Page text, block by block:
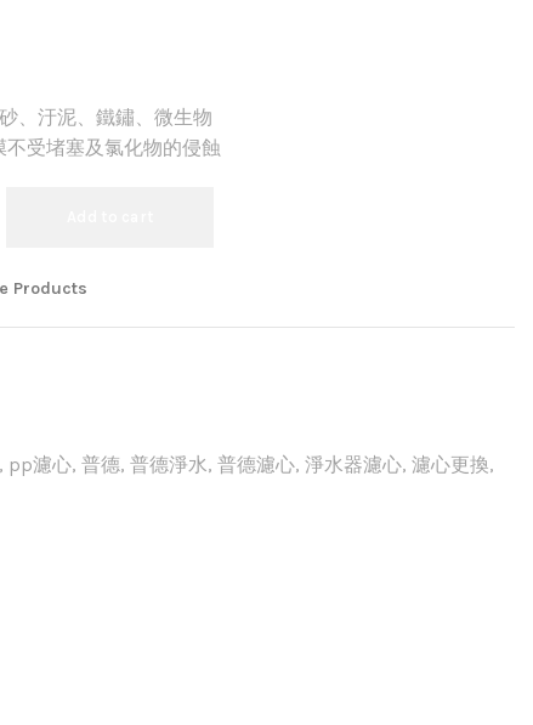
、汙泥、鐵鏽、微生物
受堵塞及氯化物的侵蝕
Products
, pp濾心, 普德, 普德淨水, 普德濾心, 淨水器濾心, 濾心更換,